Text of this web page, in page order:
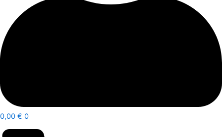
0,00 € 0